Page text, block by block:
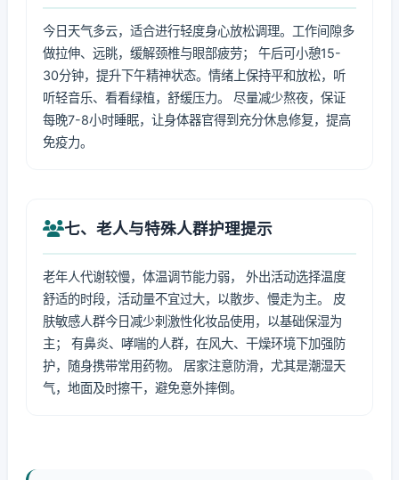
今日天气多云，适合进行轻度身心放松调理。工作间隙多
做拉伸、远眺，缓解颈椎与眼部疲劳； 午后可小憩15-
30分钟，提升下午精神状态。情绪上保持平和放松，听
听轻音乐、看看绿植，舒缓压力。 尽量减少熬夜，保证
每晚7-8小时睡眠，让身体器官得到充分休息修复，提高
免疫力。
七、老人与特殊人群护理提示
老年人代谢较慢，体温调节能力弱， 外出活动选择温度
舒适的时段，活动量不宜过大，以散步、慢走为主。 皮
肤敏感人群今日减少刺激性化妆品使用，以基础保湿为
主； 有鼻炎、哮喘的人群，在风大、干燥环境下加强防
护，随身携带常用药物。 居家注意防滑，尤其是潮湿天
气，地面及时擦干，避免意外摔倒。